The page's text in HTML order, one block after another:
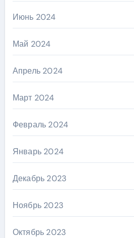
Июнь 2024
Май 2024
Апрель 2024
Март 2024
Февраль 2024
Январь 2024
Декабрь 2023
Ноябрь 2023
Октябрь 2023